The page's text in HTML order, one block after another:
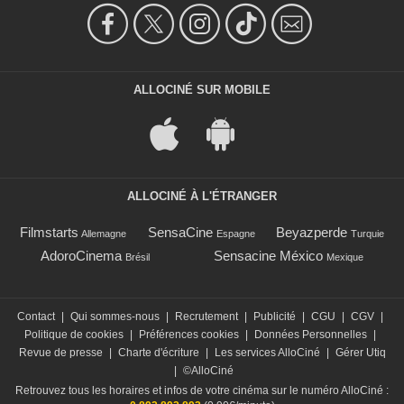
ALLOCINÉ SUR MOBILE
ALLOCINÉ À L'ÉTRANGER
Filmstarts Allemagne SensaCine Espagne Beyazperde Turquie
AdoroCinema Brésil Sensacine México Mexique
Contact Qui sommes-nous Recrutement Publicité CGU CGV
Politique de cookies
Préférences cookies Données Personnelles
Revue de presse
Charte d'écriture Les services AlloCiné
Gérer Utiq
©AlloCiné
Retrouvez tous les horaires et infos de votre cinéma sur le numéro AlloCiné :